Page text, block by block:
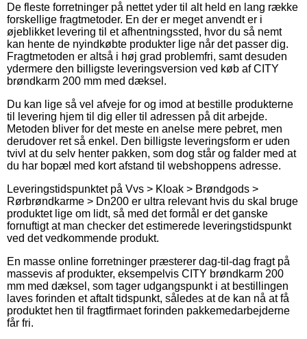
De fleste forretninger på nettet yder til alt held en lang række
forskellige fragtmetoder. En der er meget anvendt er i
øjeblikket levering til et afhentningssted, hvor du så nemt
kan hente de nyindkøbte produkter lige når det passer dig.
Fragtmetoden er altså i høj grad problemfri, samt desuden
ydermere den billigste leveringsversion ved køb af CITY
brøndkarm 200 mm med dæksel.
Du kan lige så vel afveje for og imod at bestille produkterne
til levering hjem til dig eller til adressen på dit arbejde.
Metoden bliver for det meste en anelse mere pebret, men
derudover ret så enkel. Den billigste leveringsform er uden
tvivl at du selv henter pakken, som dog står og falder med at
du har bopæl med kort afstand til webshoppens adresse.
Leveringstidspunktet på Vvs > Kloak > Brøndgods >
Rørbrøndkarme > Dn200 er ultra relevant hvis du skal bruge
produktet lige om lidt, så med det formål er det ganske
fornuftigt at man checker det estimerede leveringstidspunkt
ved det vedkommende produkt.
En masse online forretninger præsterer dag-til-dag fragt på
massevis af produkter, eksempelvis CITY brøndkarm 200
mm med dæksel, som tager udgangspunkt i at bestillingen
laves forinden et aftalt tidspunkt, således at de kan nå at få
produktet hen til fragtfirmaet forinden pakkemedarbejderne
får fri.